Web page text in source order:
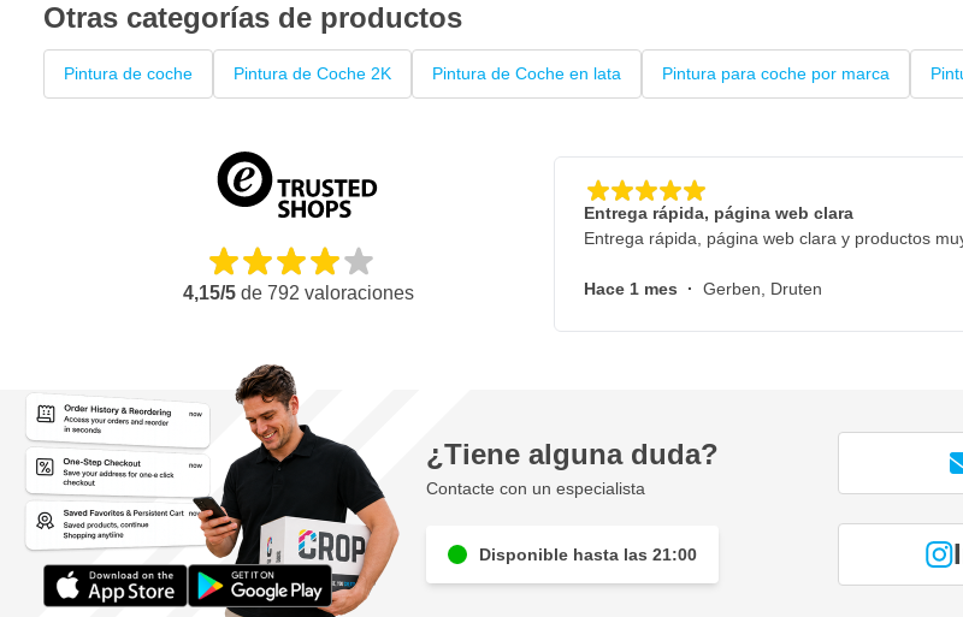
Otras categorías de productos
Pintura de coche Pintura de Coche 2K Pintura de Coche en lata Pintura para coche por marca
4,15/5 de 792 valoraciones
Entrega rápida, página web clara
Entrega rápida, página web clara y productos
Hace 1 mes · Gerben, Druten
¿Tiene alguna duda?
Contacte con un especialista
Disponible hasta las 21:00